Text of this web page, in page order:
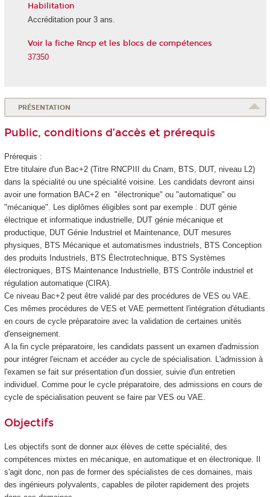
Habilitation
Accréditation pour 3 ans.
Voir la fiche Rncp et les blocs de compétences
37350
PRÉSENTATION
Public, conditions d’accès et prérequis
Prérequis :
Etre titulaire d'un Bac+2 (Titre RNCPIII du Cnam, BTS, DUT, niveau L2)
dans la spécialité ou une spécialité voisine. Les candidats devront ainsi
avoir une formation BAC+2 en "électronique" ou "automatique" ou
"mécanique". Les diplômes éligibles sont par exemple : DUT génie
électrique et informatique industrielle, DUT génie mécanique et
productique, DUT Génie Industriel et Maintenance, DUT mesures
physiques, BTS Mécanique et automatismes industriels, BTS Conception
des produits Industriels, BTS Électrotechnique, BTS Systèmes
électroniques, BTS Maintenance Industrielle, BTS Contrôle industriel et
régulation automatique (CIRA).
Ce niveau Bac+2 peut être validé par des procédures de VES ou VAE
Ces mêmes procédures de VES et VAE permettent l'intégration d'étudiants
en cours de cycle préparatoire avec la validation de certaines unités
d'enseignement.
A la fin cycle préparatoire, les candidats passent un examen d'admission
pour intégrer l'eicnam et accéder au cycle de spécialisation. L'admission à
l'examen se fait sur présentation d'un dossier, suivie d'un entretien
individuel. Comme pour le cycle préparatoire, des admissions en cours de
cycle de spécialisation peuvent se faire par VES ou VAE
Objectifs
Les objectifs sont de donner aux élèves de cette spécialité, des
compétences mixtes en mécanique, en automatique et en électronique. Il
s'agit donc, non pas de former des spécialistes de ces domaines, mais
des ingénieurs polyvalents, capables de piloter rapidement des projets